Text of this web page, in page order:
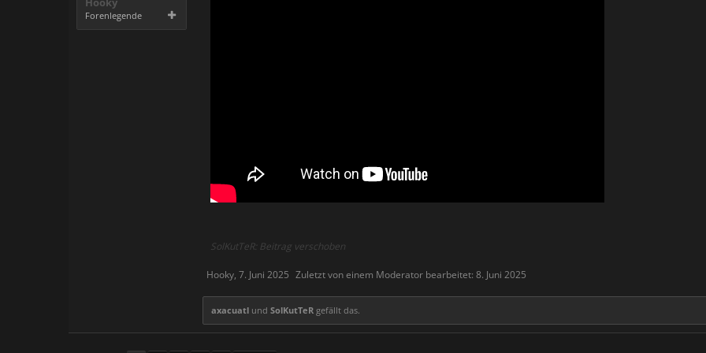
Forenlegende
SolKutTeR: Beitrag verschoben
Hooky, 7. Juni 2025 Zuletzt von einem Moderator bearbeitet: 8. Juni 2025
axacuatl und SolKutTeR gefällt das.